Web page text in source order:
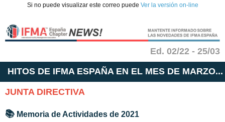
Si no puede visualizar este correo puede Ver la versión on-line
Ed. 02/22 - 25/03
HITOS DE IFMA ESPAÑA EN EL MES DE MARZO...
JUNTA DIRECTIVA
📚 Memoria de Actividades de 2021